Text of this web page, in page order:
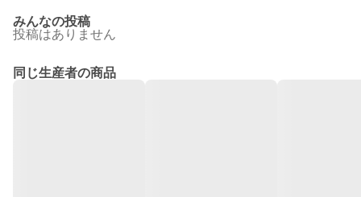
みんなの投稿
投稿はありません
同じ生産者の商品